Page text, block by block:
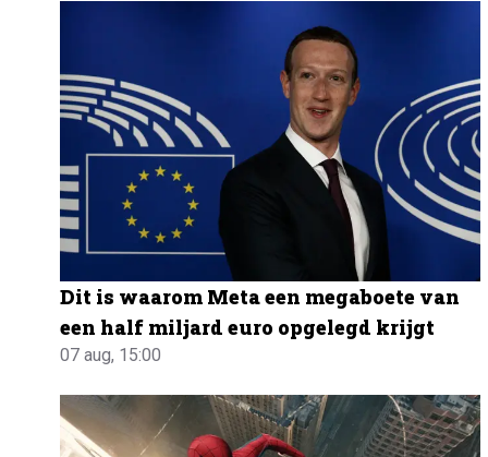
Dit is waarom Meta een megaboete van
een half miljard euro opgelegd krijgt
07 aug, 15:00